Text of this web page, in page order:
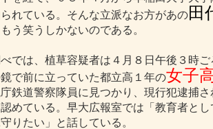
られている。そんな立派なお方があの田
う笑うしかないのである。
では、植草容疑者は４月８日午後３時
で前に立っていた都立高１年の女子
鉄道警察隊員に見つかり、現行犯逮捕
めている。早大広報室では「教育者と
りたい」と話している。